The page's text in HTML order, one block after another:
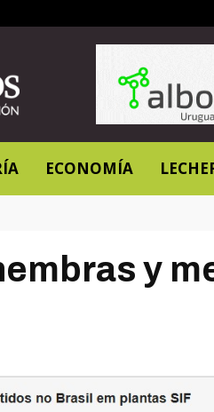
ECONOMÍA
y